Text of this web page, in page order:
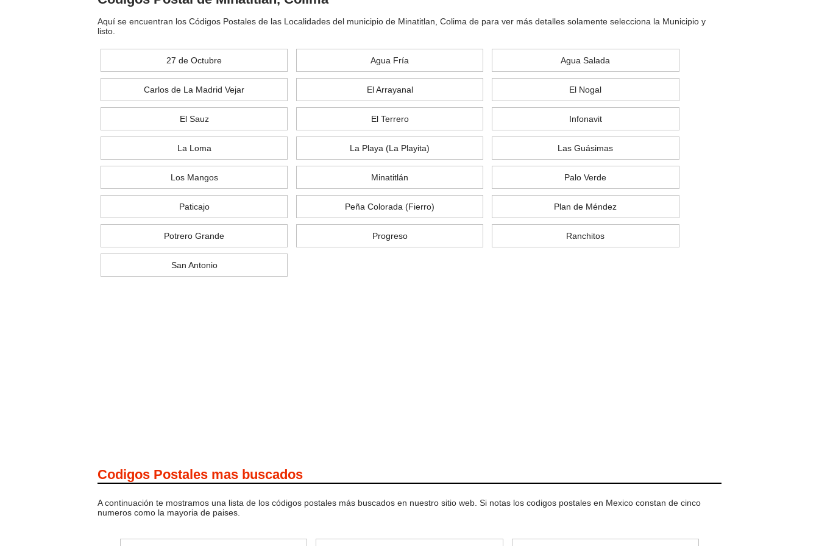
Aquí se encuentran los Códigos Postales de las Localidades del municipio de Minatitlan, Colima de para ver más detalles solamente selecciona la Municipio y
listo.
27 de Octubre Agua Fría Agua Salada
Carlos de La Madrid Vejar El Arrayanal El Nogal
El Sauz El Terrero Infonavit
La Loma La Playa (La Playita) Las Guásimas
Los Mangos Minatitlán Palo Verde
Paticajo Peña Colorada (Fierro) Plan de Méndez
Potrero Grande Progreso Ranchitos
San Antonio
Codigos Postales mas buscados
A continuación te mostramos una lista de los códigos postales más buscados en nuestro sitio web. Si notas los codigos postales en Mexico constan de cinco
numeros como la mayoria de paises.